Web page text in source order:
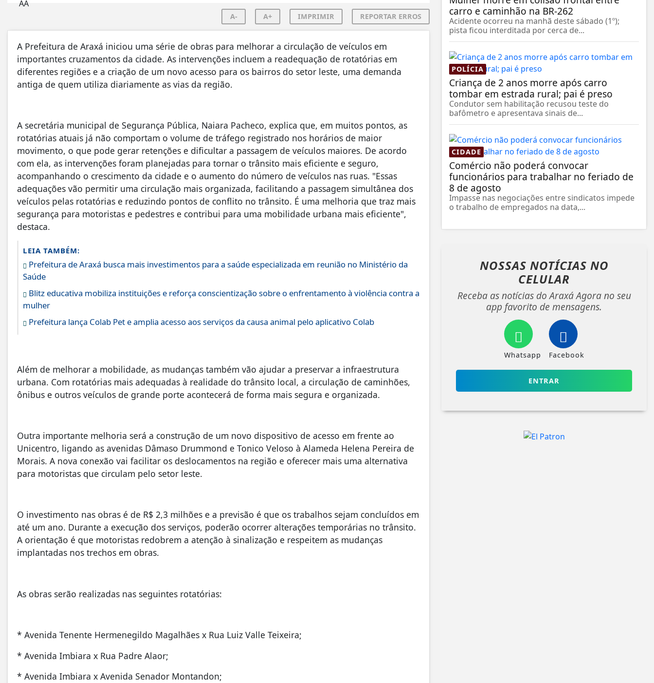
A- A+ IMPRIMIR REPORTAR ERROS
A Prefeitura de Araxá iniciou uma série de obras para melhorar a circulação de veículos em
importantes cruzamentos da cidade. As intervenções incluem a readequação de rotatórias em
diferentes regiões e a criação de um novo acesso para os bairros do setor leste, uma demanda
antiga de quem utiliza diariamente as vias da região.
A secretária municipal de Segurança Pública, Naiara Pacheco, explica que, em muitos pontos, as
rotatórias atuais já não comportam o volume de tráfego registrado nos horários de maior
movimento, o que pode gerar retenções e dificultar a passagem de veículos maiores. De acordo
com ela, as intervenções foram planejadas para tornar o trânsito mais eficiente e seguro,
acompanhando o crescimento da cidade e o aumento do número de veículos nas ruas. "Essas
adequações vão permitir uma circulação mais organizada, facilitando a passagem simultânea dos
veículos pelas rotatórias e reduzindo pontos de conflito no trânsito. É uma melhoria que traz mais
segurança para motoristas e pedestres e contribui para uma mobilidade urbana mais eficiente",
destaca.
LEIA TAMBÉM:
Prefeitura de Araxá busca mais investimentos para a saúde especializada em reunião no Ministério da
Saúde
Blitz educativa mobiliza instituições e reforça conscientização sobre o enfrentamento à violência contra a
mulher
Prefeitura lança Colab Pet e amplia acesso aos serviços da causa animal pelo aplicativo Colab
Além de melhorar a mobilidade, as mudanças também vão ajudar a preservar a infraestrutura
urbana. Com rotatórias mais adequadas à realidade do trânsito local, a circulação de caminhões,
ônibus e outros veículos de grande porte acontecerá de forma mais segura e organizada.
Outra importante melhoria será a construção de um novo dispositivo de acesso em frente ao
Unicentro, ligando as avenidas Dâmaso Drummond e Tonico Veloso à Alameda Helena Pereira de
Morais. A nova conexão vai facilitar os deslocamentos na região e oferecer mais uma alternativa
para motoristas que circulam pelo setor leste.
O investimento nas obras é de R$ 2,3 milhões e a previsão é que os trabalhos sejam concluídos em
até um ano. Durante a execução dos serviços, poderão ocorrer alterações temporárias no trânsito.
A orientação é que motoristas redobrem a atenção à sinalização e respeitem as mudanças
implantadas nos trechos em obras.
As obras serão realizadas nas seguintes rotatórias:
* Avenida Tenente Hermenegildo Magalhães x Rua Luiz Valle Teixeira;
* Avenida Imbiara x Rua Padre Alaor;
* Avenida Imbiara x Avenida Senador Montandon;
carro e caminhão na BR-262
Acidente ocorreu na manhã deste sábado (1º);
pista ficou interditada por cerca de...
POLÍCIA
Criança de 2 anos morre após carro
tombar em estrada rural; pai é preso
Condutor sem habilitação recusou teste do
bafômetro e apresentava sinais de...
CIDADE
Comércio não poderá convocar
funcionários para trabalhar no feriado de
8 de agosto
Impasse nas negociações entre sindicatos impede
o trabalho de empregados na data,...
NOSSAS NOTÍCIAS NO
CELULAR
Receba as notícias do Araxá Agora no seu
app favorito de mensagens.
Whatsapp Facebook
ENTRAR